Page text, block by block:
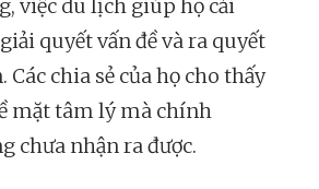
việc du lịch giúp họ cải
quyết vấn đề và ra quyết
chia sẻ của họ cho thấy
mặt tâm lý mà chính
chưa nhận ra được.